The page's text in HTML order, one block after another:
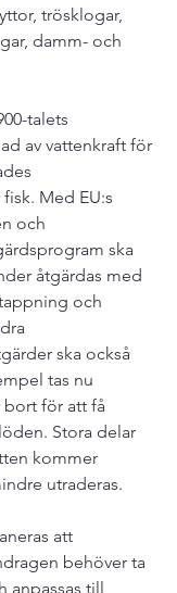
trösklogar,
damm- och
talets
av vattenkraft för
Med EU:s
och
ska
åtgärdas med
och
ska också
tas nu
för att få
Stora delar
kommer
utraderas.
att
behöver ta
anpassas till